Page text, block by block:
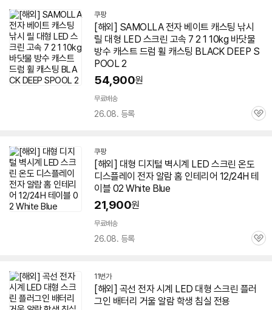
쿠팡
[해외] SAMOLLA 전자 베이트 캐스팅 낚시
릴 대형 LED 스크린 고속 7 2 1 10kg 바닷물
방수 캐스트 드럼 휠 캐스팅 BLACK DEEP S
POOL 2
54,900원
무료배송
26.08. 등록
관
쿠팡
[해외] 대형 디지털 벽시계 LED 스크린 온도
디스플레이 전자 알람 홈 인테리어 12/24H 테
이블 02 White Blue
21,900원
무료배송
26.08. 등록
관
11번가
[해외] 곡선 전자 시계 LED 대형 스크린 플러
그인 배터리 거울 알람 학생 침실 전용